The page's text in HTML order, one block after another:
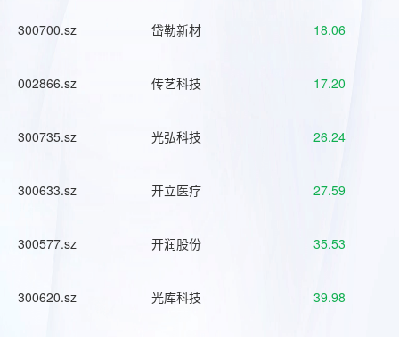
300700.sz 岱勒新材 18.06
002866.sz 传艺科技 17.20
300735.sz 光弘科技 26.24
300633.sz 开立医疗 27.59
300577.sz 开润股份 35.53
300620.sz 光库科技 39.98